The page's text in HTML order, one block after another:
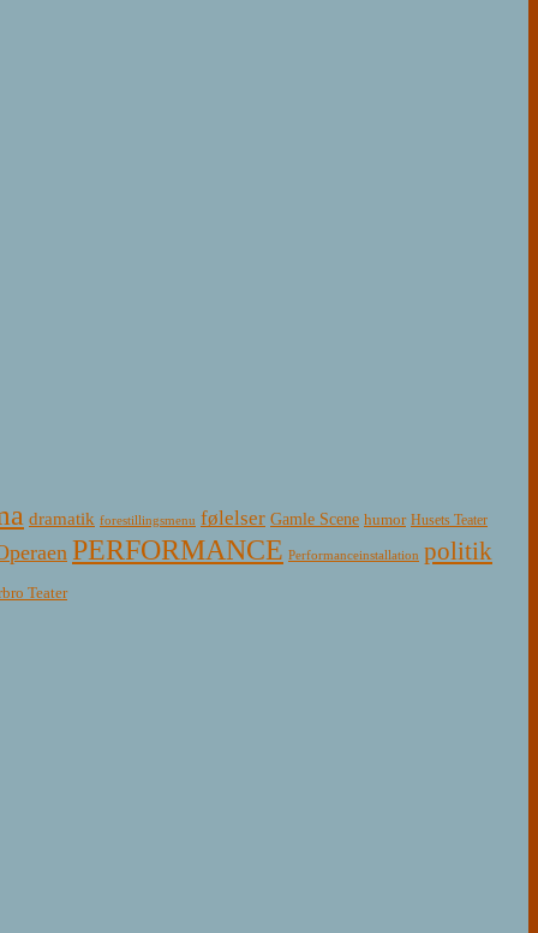
dramatik forestillingsmenu følelser Gamle Scene humor Husets Teater
PERFORMANCE Performanceinstallation politik
Teater